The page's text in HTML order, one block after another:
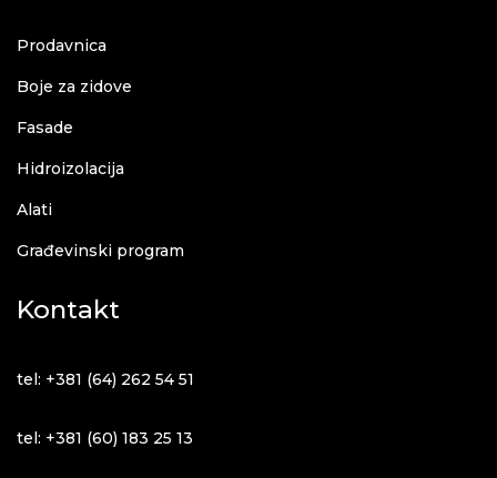
Prodavnica
Boje za zidove
Fasade
Hidroizolacija
Alati
Građevinski program
Kontakt
tel: +381 (64) 262 54 51
tel: +381 (60) 183 25 13